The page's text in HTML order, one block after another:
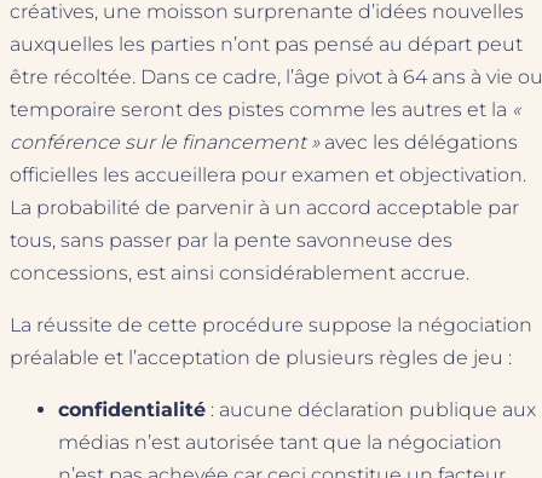
créatives, une moisson surprenante d’idées nouvelles
auxquelles les parties n’ont pas pensé au départ peut
être récoltée. Dans ce cadre, l’âge pivot à 64 ans à vie ou
temporaire seront des pistes comme les autres et la «
conférence sur le financement »avec les délégations
officielles les accueillera pour examen et objectivation.
La probabilité de parvenir à un accord acceptable par
tous, sans passer par la pente savonneuse des
concessions, est ainsi considérablement accrue.
La réussite de cette procédure suppose la négociation
préalable et l’acceptation de plusieurs règles de jeu :
confidentialité : aucune déclaration publique aux
médias n’est autorisée tant que la négociation